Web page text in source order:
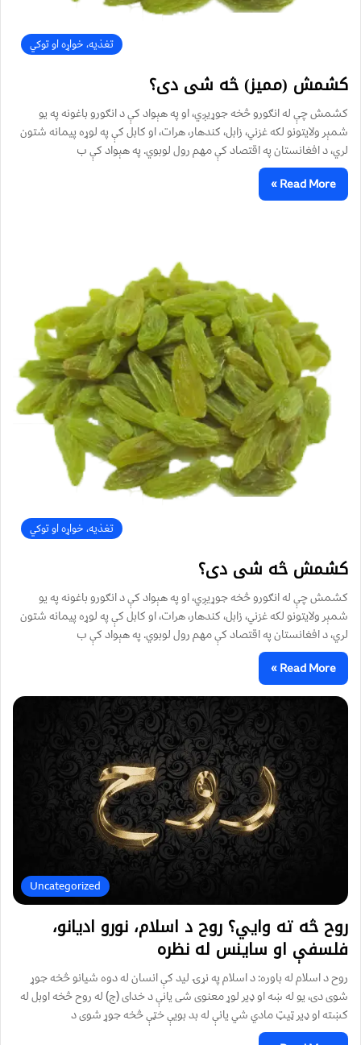
تغذیه، خواړه او توکي
کشمش (ممیز) څه شی دی؟
کشمش چې له انګورو څخه جوړیږي، او په هېواد کې د انګورو باغونه په یو
شمېر ولایتونو لکه غزني، زابل، کندهار، هرات، او کابل کې په لوړه پيمانه شتون
لري، د افغانستان په اقتصاد کې مهم رول لوبوي. په هېواد کې ب
Read More »
تغذیه، خواړه او توکي
کشمش څه شی دی؟
کشمش چې له انګورو څخه جوړیږي، او په هېواد کې د انګورو باغونه په یو
شمېر ولایتونو لکه غزني، زابل، کندهار، هرات، او کابل کې په لوړه پيمانه شتون
لري، د افغانستان په اقتصاد کې مهم رول لوبوي. په هېواد کې ب
Read More »
Uncategorized
روح څه ته وايي؟ روح د اسلام، نورو ادیانو،
فلسفې او ساینس له نظره
روح د اسلام له باوره: د اسلام په نړۍ لید کې انسان له دوه شیانو څخه جوړ
شوی دی، یو له ښه او ډیر لوړ معنوی شی یانې د خدای (ج) له روح څخه اوبل له
کښته او ډیر ټیټ مادي شي یانې له بد بویې خټې څخه جوړ شوی د